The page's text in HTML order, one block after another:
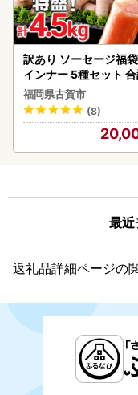
訳あり ソーセージ福
インナー 5種セット
5kg ソーセージ
福岡県古賀市
(8)
最近
返礼品詳細ページの